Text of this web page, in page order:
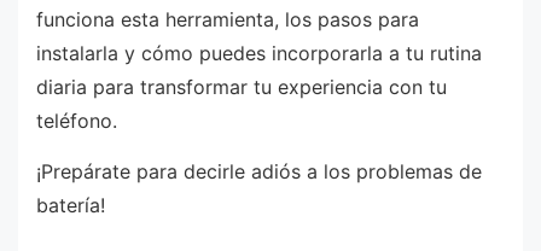
funciona esta herramienta, los pasos para
instalarla y cómo puedes incorporarla a tu rutina
diaria para transformar tu experiencia con tu
teléfono.
¡Prepárate para decirle adiós a los problemas de
batería!